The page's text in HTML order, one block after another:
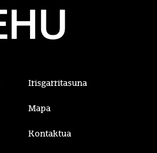
Irisgarritasuna
Mapa
Kontaktua